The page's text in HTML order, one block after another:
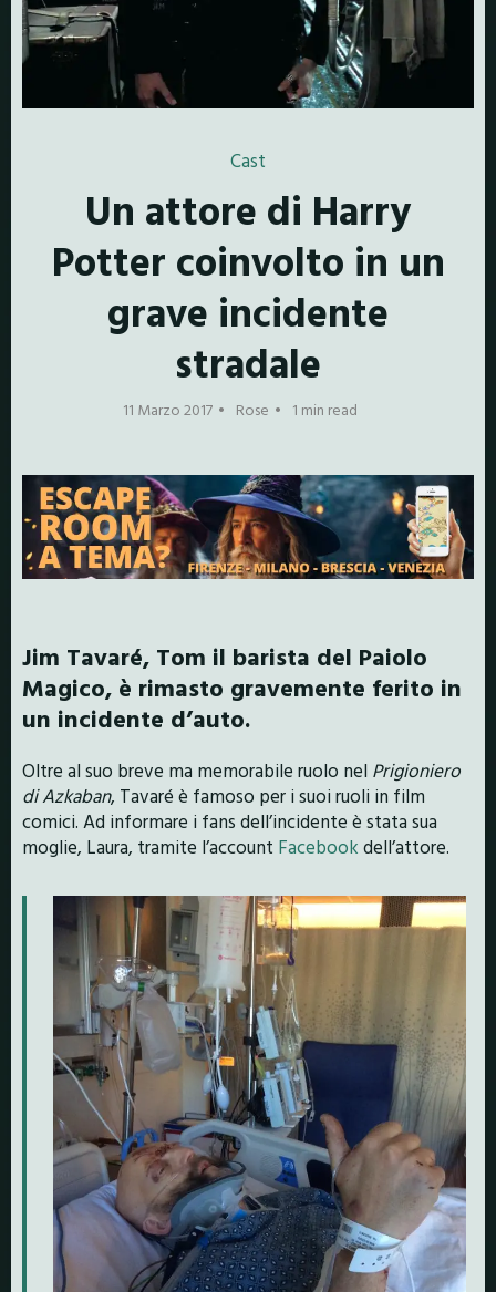
Cast
Un attore di Harry
Potter coinvolto in un
grave incidente
stradale
11 Marzo 2017 Rose 1 min read
Jim Tavaré, Tom il barista del Paiolo
Magico, è rimasto gravemente ferito in
un incidente d’auto.
Oltre al suo breve ma memorabile ruolo nel Prigioniero
di Azkaban, Tavaré è famoso per i suoi ruoli in film
comici. Ad informare i fans dell’incidente è stata sua
moglie, Laura, tramite l’account Facebook dell’attore.